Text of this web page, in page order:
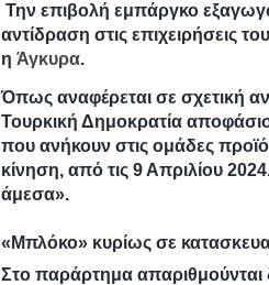
Την επιβολή εμπάργκο
αντίδραση στις επιχειρήσεις
η Άγκυρα.
Όπως αναφέρεται σε σχετική
Τουρκική Δημοκρατία
που ανήκουν στις ομάδες
κίνηση, από τις 9 Απριλίου
άμεσα».
«Μπλόκο» κυρίως σε
Στο παράρτημα απαριθμούνται